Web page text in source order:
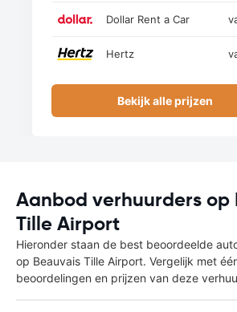
Dollar Rent a Car
Hertz
Bekijk alle prijzen
Aanbod verhuurders op
Tille Airport
Hieronder staan de best beoordeelde
op Beauvais Tille Airport. Vergelijk met
beoordelingen en prijzen van deze